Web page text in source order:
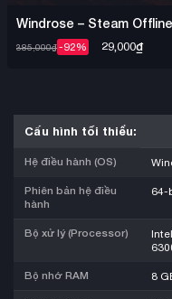
Windrose – Steam Offline
385,000₫-92% 29,000₫
Cấu hình tối thiểu:
Hệ điều hành (OS)
Phiên bản hệ điều
hành
64-
Bộ xử lý (Processor)
Bộ nhớ RAM 8